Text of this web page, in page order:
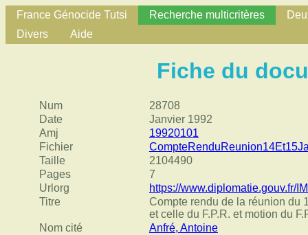
France Génocide Tutsi Recherche multicritères
Divers
Aide
Fiche du
Num
28708
Date
Janvier 1992
Amj
19920101
Fichier
Taille
2104490
Pages
7
Urlorg
https://www.diplomatie.gouv.fr/
Titre
Compte rendu de la réunion du
et celle du F.P.R. et motion du
Nom cité
Anfré, Antoine